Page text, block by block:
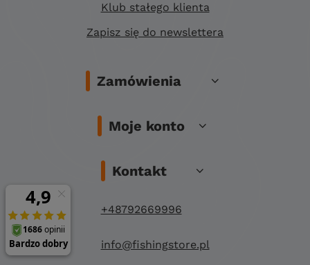
Klub stałego klienta
Zapisz się do newslettera
Zamówienia
Moje konto
Kontakt
+48792669996
info@fishingstore.pl